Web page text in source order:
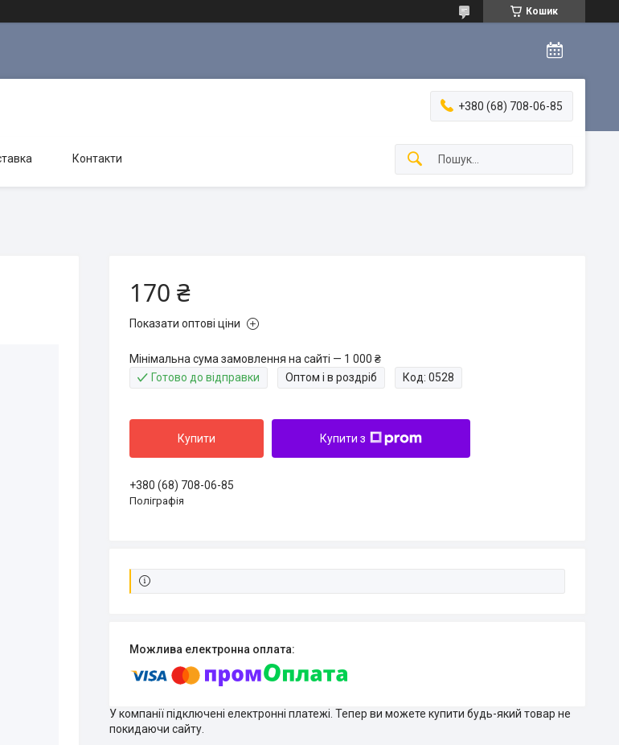
Кошик
+380 (68) 708-06-85
Контакти
170 ₴
Показати оптові ціни
Мінімальна сума замовлення на сайті — 1 000 ₴
Готово до відправки
Оптом і в роздріб Код: 0528
Купити Купити з
+380 (68) 708-06-85
Поліграфія
У компанії підключені електронні платежі. Тепер ви можете купити будь-який товар не
покидаючи сайту.